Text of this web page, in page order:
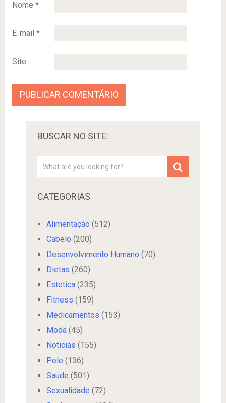
Nome *
E-mail *
Site
BUSCAR NO SITE:
CATEGORIAS
Alimentação (512)
Cabelo (200)
Desenvolvimento Humano (70)
Dietas (260)
Estetica(235)
Fitness (159)
Medicamentos (153)
Moda(45)
Noticias (155)
Pele (136)
Saude (501)
Sexualidade (72)